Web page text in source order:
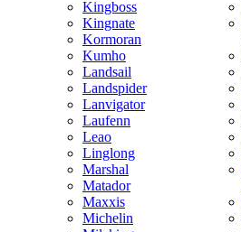
Kingboss
Kingnate
Kormoran
Kumho
Landsail
Landspider
Lanvigator
Laufenn
Leao
Linglong
Marshal
Matador
Maxxis
Michelin